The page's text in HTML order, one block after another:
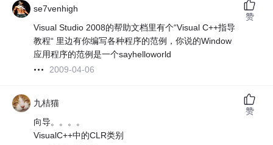
se7venhigh
Visual Studio 2008的帮助文档里有个“Visual C++指导
教程“ 里边有你编写各种程序的范例，你说的Window
应用程序的范例是一个sayhelloworld
2009-04-06
赞
九桔猫
向导。。。。
VisualC++中的CLR类别
赞